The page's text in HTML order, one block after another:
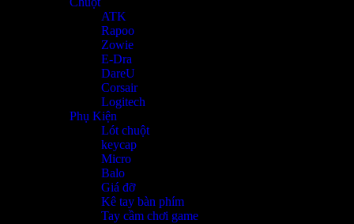
ATK
Rapoo
Zowie
E-Dra
DareU
Corsair
Logitech
Phụ Kiện
Lót chuột
keycap
Micro
Balo
Giá đỡ
Kê tay bàn phím
Tay cầm chơi game